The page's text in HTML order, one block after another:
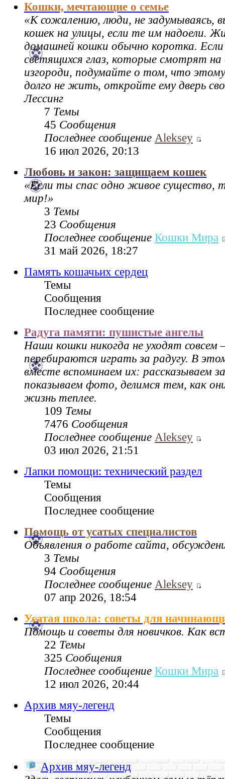
Кошки, мечтающие о семье
«К сожалению, люди, не задумываясь,
кошек на улицы, если те им надоели.
домашней кошки обычно коротка.
светящихся глаз, которые смотрят на
изгороди, подумайте о том, что
долго не жить, откройте ему дверь
Лессинг
7 Темы
45 Сообщения
Последнее сообщение Aleksey
16 июл 2026, 20:13
Любовь и закон: защищаем кошек
«Если ты спас одно живое существо,
мир!»
3 Темы
23 Сообщения
Последнее сообщение Кошки Мира
31 май 2026, 18:27
Память кошачьих сердец
Темы
Сообщения
Последнее сообщение
Радуга памяти: пушистые ангелы
Наши кошки никогда не уходят
перебираются играть за радугу. В
вместе вспоминаем их: рассказываем
показываем фото, делимся тем, как
жизнь теплее.
109 Темы
7476 Сообщения
Последнее сообщение Aleksey
03 июл 2026, 21:51
Лапки помощи: технический раздел
Темы
Сообщения
Последнее сообщение
Помощь от усатых специалистов
Объявления о работе сайта,
3 Темы
94 Сообщения
Последнее сообщение Aleksey
07 апр 2026, 18:54
Усатая школа: советы для
Помощь и советы для новичков. Как
22 Темы
325 Сообщения
Последнее сообщение Кошки Мира
12 июл 2026, 20:44
Архив мяу-легенд
Темы
Сообщения
Последнее сообщение
Архив мяу-легенд